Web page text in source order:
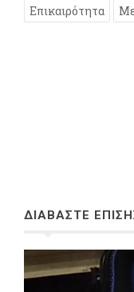
Επικαιρότητα
ΔΙΑΒΑΣΤΕ